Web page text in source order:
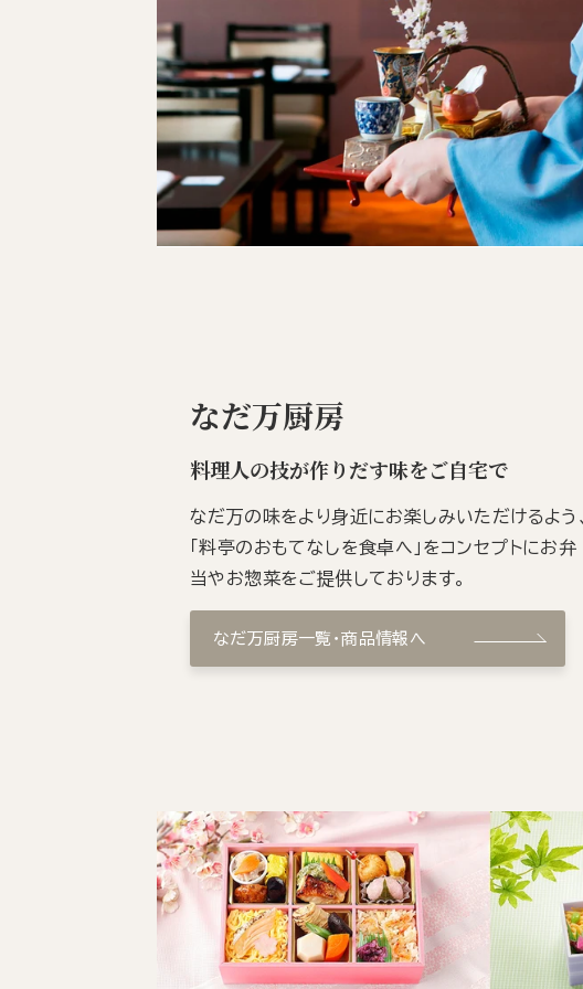
なだ万厨房
料理人の技が作りだす味をご自宅で
なだ万の味をより身近にお楽しみいただけるよう、
「料亭のおもてなしを食卓へ」をコンセプトにお弁
当やお惣菜をご提供しております。
なだ万厨房一覧・商品情報へ